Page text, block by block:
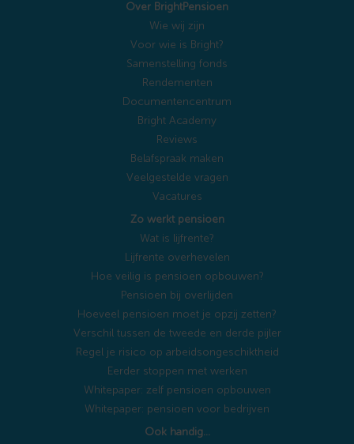
Over BrightPensioen
Wie wij zijn
Voor wie is Bright?
Samenstelling fonds
Rendementen
Documentencentrum
Bright Academy
Reviews
Belafspraak maken
Veelgestelde vragen
Vacatures
Zo werkt pensioen
Wat is lijfrente?
Lijfrente overhevelen
Hoe veilig is pensioen opbouwen?
Pensioen bij overlijden
Hoeveel pensioen moet je opzij zetten?
Verschil tussen de tweede en derde pijler
Regel je risico op arbeidsongeschiktheid
Eerder stoppen met werken
Whitepaper: zelf pensioen opbouwen
Whitepaper: pensioen voor bedrijven
Ook handig…